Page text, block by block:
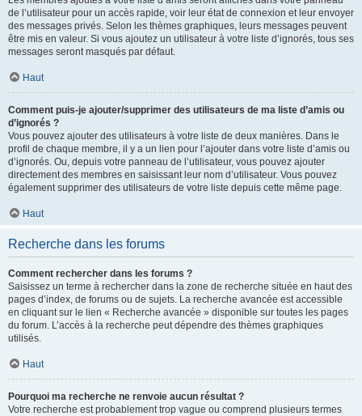
de l’utilisateur pour un accès rapide, voir leur état de connexion et leur envoyer
des messages privés. Selon les thèmes graphiques, leurs messages peuvent
être mis en valeur. Si vous ajoutez un utilisateur à votre liste d’ignorés, tous ses
messages seront masqués par défaut.
Haut
Comment puis-je ajouter/supprimer des utilisateurs de ma liste d’amis ou
d’ignorés ?
Vous pouvez ajouter des utilisateurs à votre liste de deux manières. Dans le
profil de chaque membre, il y a un lien pour l’ajouter dans votre liste d’amis ou
d’ignorés. Ou, depuis votre panneau de l’utilisateur, vous pouvez ajouter
directement des membres en saisissant leur nom d’utilisateur. Vous pouvez
également supprimer des utilisateurs de votre liste depuis cette même page.
Haut
Recherche dans les forums
Comment rechercher dans les forums ?
Saisissez un terme à rechercher dans la zone de recherche située en haut des
pages d’index, de forums ou de sujets. La recherche avancée est accessible
en cliquant sur le lien « Recherche avancée » disponible sur toutes les pages
du forum. L’accès à la recherche peut dépendre des thèmes graphiques
utilisés.
Haut
Pourquoi ma recherche ne renvoie aucun résultat ?
Votre recherche est probablement trop vague ou comprend plusieurs termes